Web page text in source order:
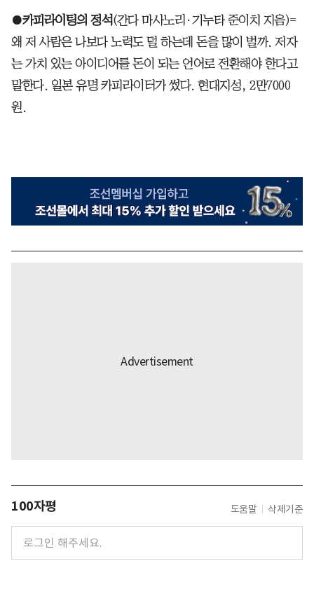
●카피라이팅의 정석(간다 마사노리·기누타 준이치 지음)=
왜 저 사람은 나보다 노력도 덜 하는데 돈을 많이 벌까. 저자
는 가치 있는 아이디어를 돈이 되는 언어로 전환해야 한다고
말한다. 일본 유명 카피라이터가 썼다. 현대지성, 2만7000
원.
100자평 도움말 삭제기준